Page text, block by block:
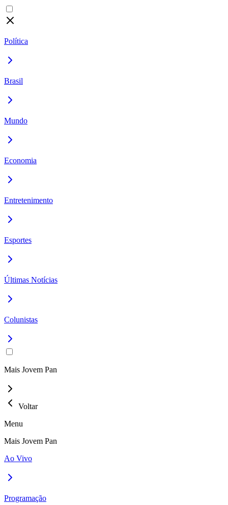
Política
Brasil
Mundo
Economia
Entretenimento
Esportes
Últimas Notícias
Colunistas
Mais Jovem Pan
Voltar
Menu
Mais Jovem Pan
Ao Vivo
Programação